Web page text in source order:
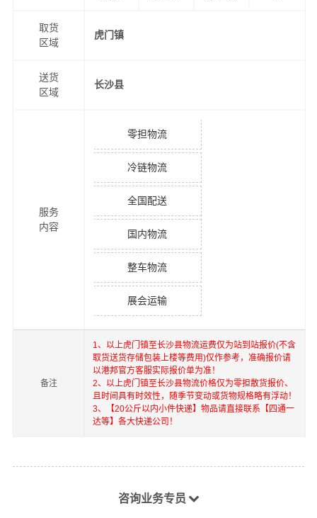
取货
区域
虎门镇
送货
区域
长沙县
服务
内容
零担物流
冷链物流
全国配送
国内物流
整车物流
展会运输
备注
1、以上虎门镇至长沙县物流运费仅为站到站报价(不含
取货送货存储包装上楼等费用)仅作参考，准确报价请
以港邦官方客服实际报价单为准！
2、以上虎门镇至长沙县物流价格仅为零担散货报价、
且时间具有时效性，随季节变动或货物规格略有浮动！
3、【20公斤以内小件快递】物品请直接联系【四通一
达等】各大快递公司！
咨询业务专员